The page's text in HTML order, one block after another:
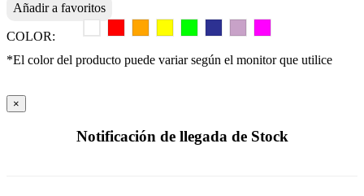
Añadir a favoritos
COLOR:
*El color del producto puede variar según el monitor que utilice
×
Notificación de llegada de Stock